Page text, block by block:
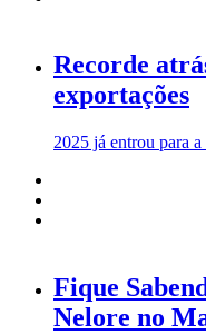
Recorde
exportações
2025 já entrou para
Fique
Nelore no